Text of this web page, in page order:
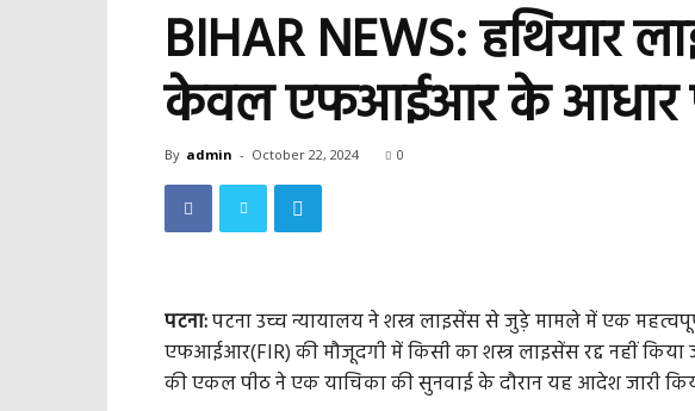
BIHAR NEWS: हथियार
केवल एफआईआर के आधार
By admin - October 22, 2024 0
पटना:पटना उच्च न्यायालय ने शस्त्र लाइसेंस से जुड़े मामले में एक
एफआईआर(FIR) की मौजूदगी में किसी का शस्त्र लाइसेंस रद्द नहीं किया
की एकल पीठ ने एक याचिका की सुनवाई के दौरान यह आदेश जारी